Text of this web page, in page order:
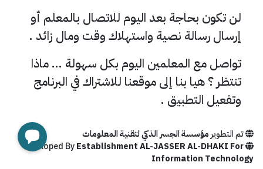
لن تكون بحاجة بعد اليوم للاتصال بالمعلم أو
إرسال رسالة نصية واستهلاك وقت ومال زائد .
تواصل مع المعلمين اليوم بكل سهولة … ماذا
تنتظر ؟ هيا بنا إلى موقعنا للاشتراك في البرنامج
وتفعيل التطبيق .
تم التطوير مؤسسة الجسر الذكي لتقنية المعلومات
Devloped ByEstablishment AL-JASSER AL-DHAKI For
Information Technology